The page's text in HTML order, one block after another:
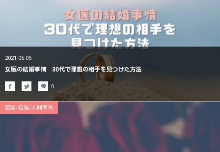
2021-06-05
女医の結婚事情 30代で理想の相手を見つけた方法
0
恋愛/結婚/人間関係